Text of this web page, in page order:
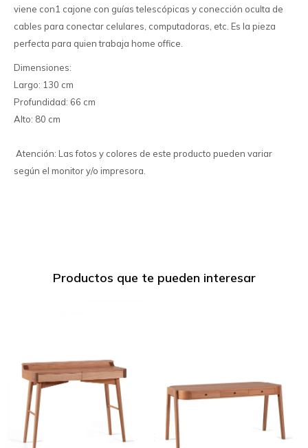
viene con1 cajone con guías telescópicas y conección oculta de
cables para conectar celulares, computadoras, etc. Es la pieza
perfecta para quien trabaja home office.
Dimensiones:
Largo: 130 cm
Profundidad: 66 cm
Alto: 80 cm
Atención: Las fotos y colores de este producto pueden variar
según el monitor y/o impresora.
Productos que te pueden interesar